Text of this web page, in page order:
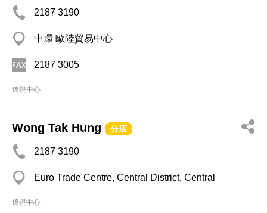
2187 3190
中環 歐陸貿易中心
2187 3005
矯視中心
Wong Tak Hung 分店
2187 3190
Euro Trade Centre, Central District, Central
矯視中心